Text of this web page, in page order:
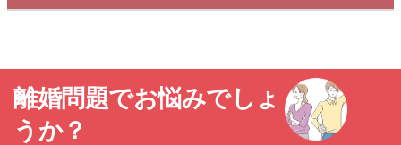
離婚問題でお悩みでしょ
うか？